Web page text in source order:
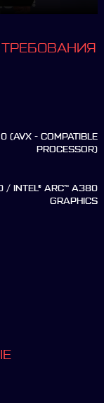
(AVX - COMPATIBLE
PROCESSOR)
/ INTEL® ARC™ A380
GRAPHICS